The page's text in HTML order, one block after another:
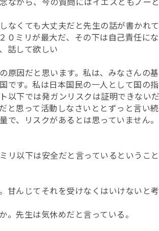
なくても大丈夫だと先生の話が書かれ
０ミリが最大だ、その下は自己責任に
話して欲しい
原因だと思います。私は、みなさんの
です。私は日本国民の一人として国の
以下では発ガンリスクは証明できない
と思って活動しなさいととずっと言い
で、リスクがあるとは思っていません
リ以下は安全だと言っているというこ
甘んじてそれを受けなくはいけないと考
。先生は気休めだと言っている。